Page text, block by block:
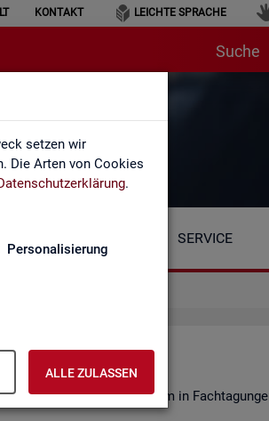
setzen wir
Die Arten von Cookies
.
Personalisierung
ALLE ZULASSEN
KONTAKT LEICHTE SPRACHE
Suche
SERVICE
wir unter an­de­rem in